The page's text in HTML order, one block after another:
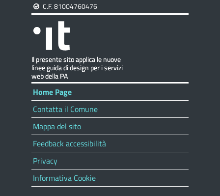
C.F. 81004760476
Home Page
Contatta il Comune
Mappa del sito
Feedback accessibilità
Privacy
Informativa Cookie